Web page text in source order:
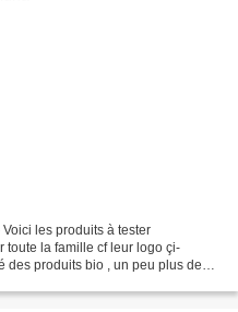
les produits à tester
toute la famille cf leur logo çi-
des produits bio , un peu plus de